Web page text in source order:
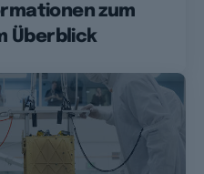
zum
Überblick